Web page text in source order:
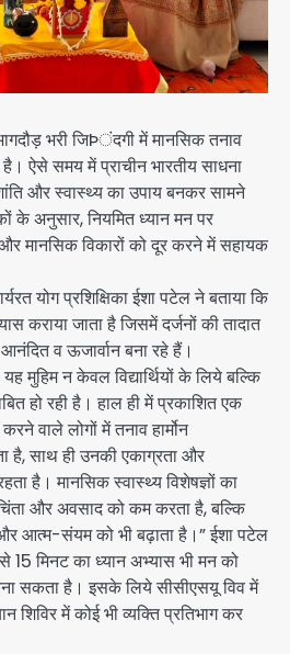
भरी जिÞंदगी में मानसिक तनाव
ऐसे समय में प्राचीन भारतीय साधना
और स्वास्थ्य का उपाय बनकर सामने
के अनुसार, नियमित ध्यान मन पर
मानसिक विकारों को दूर करने में सहायक
योग प्रशिक्षिका ईशा पटेल ने बताया कि
कराया जाता है जिसमें दर्जनों की तादात
व ऊजार्वान बना रहे हैं।
मुहिम न केवल विद्यार्थियों के लिये बल्कि
हो रही है। हाल ही में प्रकाशित एक
वाले लोगों में तनाव हार्मोन
है, साथ ही उनकी एकाग्रता और
है। मानसिक स्वास्थ्य विशेषज्ञों का
और अवसाद को कम करता है, बल्कि
आत्म-संयम को भी बढ़ाता है।” ईशा पटेल
15 मिनट का ध्यान अभ्यास भी मन को
सकता है। इसके लिये सीसीएसयू विव में
शिविर में कोई भी व्यक्ति प्रतिभाग कर